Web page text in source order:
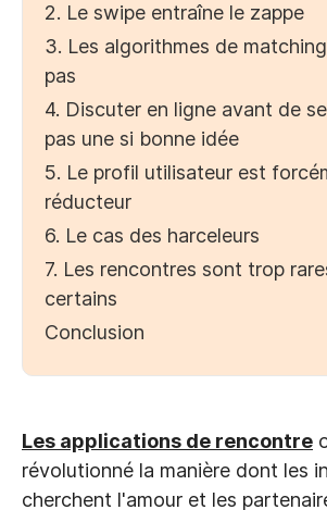
2. Le swipe entraîne le zappe
3. Les algorithmes de
pas
4. Discuter en ligne avant de
pas une si bonne idée
5. Le profil utilisateur est
réducteur
6. Le cas des harceleurs
7. Les rencontres sont trop
certains
Conclusion
Les applications de rencontre
révolutionné la manière dont les
cherchent l'amour et les